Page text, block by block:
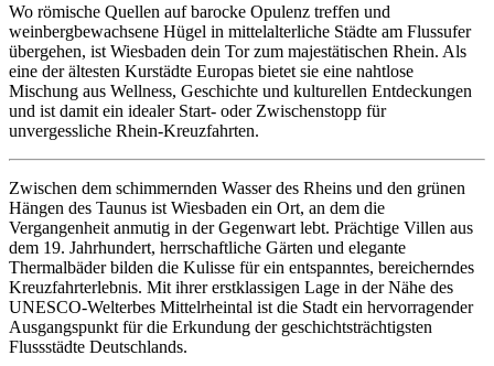
Wo römische Quellen auf barocke Opulenz treffen und
weinbergbewachsene Hügel in mittelalterliche Städte am Flussufer
übergehen, ist Wiesbaden dein Tor zum majestätischen Rhein. Als
eine der ältesten Kurstädte Europas bietet sie eine nahtlose
Mischung aus Wellness, Geschichte und kulturellen Entdeckungen
und ist damit ein idealer Start- oder Zwischenstopp für
unvergessliche Rhein-Kreuzfahrten.
Zwischen dem schimmernden Wasser des Rheins und den grünen
Hängen des Taunus ist Wiesbaden ein Ort, an dem die
Vergangenheit anmutig in der Gegenwart lebt. Prächtige Villen aus
dem 19. Jahrhundert, herrschaftliche Gärten und elegante
Thermalbäder bilden die Kulisse für ein entspanntes, bereicherndes
Kreuzfahrterlebnis. Mit ihrer erstklassigen Lage in der Nähe des
UNESCO-Welterbes Mittelrheintal ist die Stadt ein hervorragender
Ausgangspunkt für die Erkundung der geschichtsträchtigsten
Flussstädte Deutschlands.